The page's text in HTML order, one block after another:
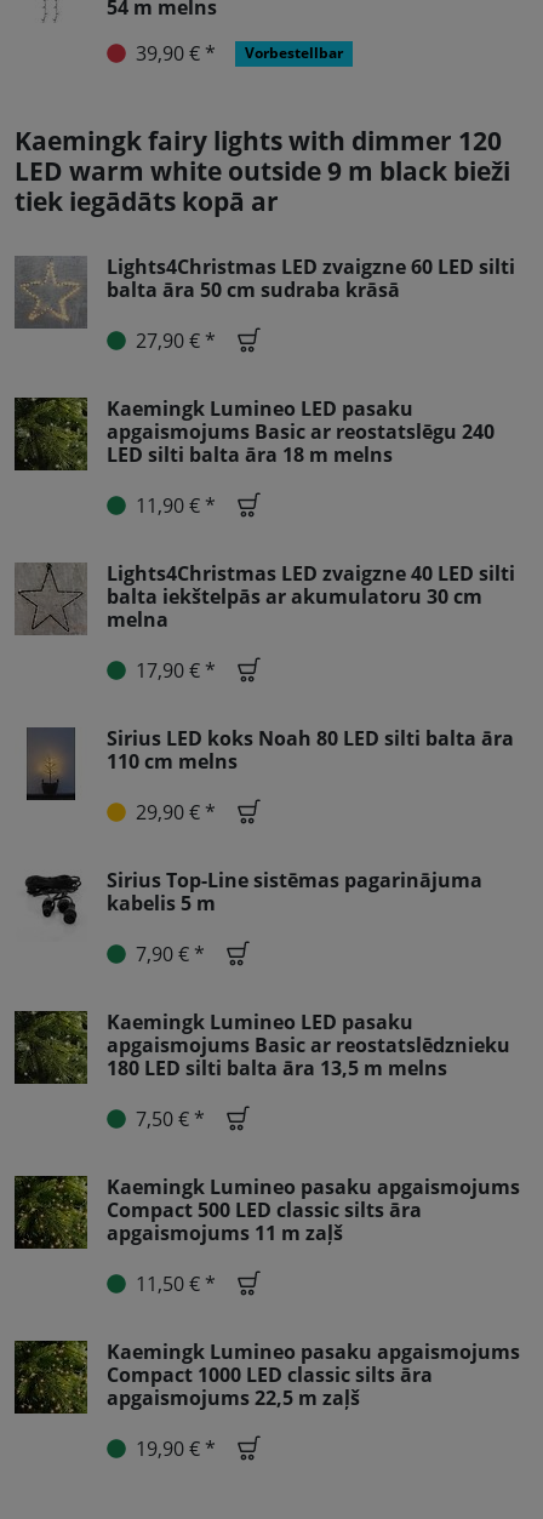
54 m melns
39,90 € *
Vorbestellbar
Kaemingk fairy lights with dimmer 120
LED warm white outside 9 m black bieži
tiek iegādāts kopā ar
Lights4Christmas LED zvaigzne 60 LED silti
balta āra 50 cm sudraba krāsā
27,90 € *
Kaemingk Lumineo LED pasaku
apgaismojums Basic ar reostatslēgu 240
LED silti balta āra 18 m melns
11,90 € *
Lights4Christmas LED zvaigzne 40 LED silti
balta iekštelpās ar akumulatoru 30 cm
melna
17,90 € *
Sirius LED koks Noah 80 LED silti balta āra
110 cm melns
29,90 € *
Sirius Top-Line sistēmas pagarinājuma
kabelis 5 m
7,90 € *
Kaemingk Lumineo LED pasaku
apgaismojums Basic ar reostatslēdznieku
180 LED silti balta āra 13,5 m melns
7,50 € *
Kaemingk Lumineo pasaku apgaismojums
Compact 500 LED classic silts āra
apgaismojums 11 m zaļš
11,50 € *
Kaemingk Lumineo pasaku apgaismojums
Compact 1000 LED classic silts āra
apgaismojums 22,5 m zaļš
19,90 € *